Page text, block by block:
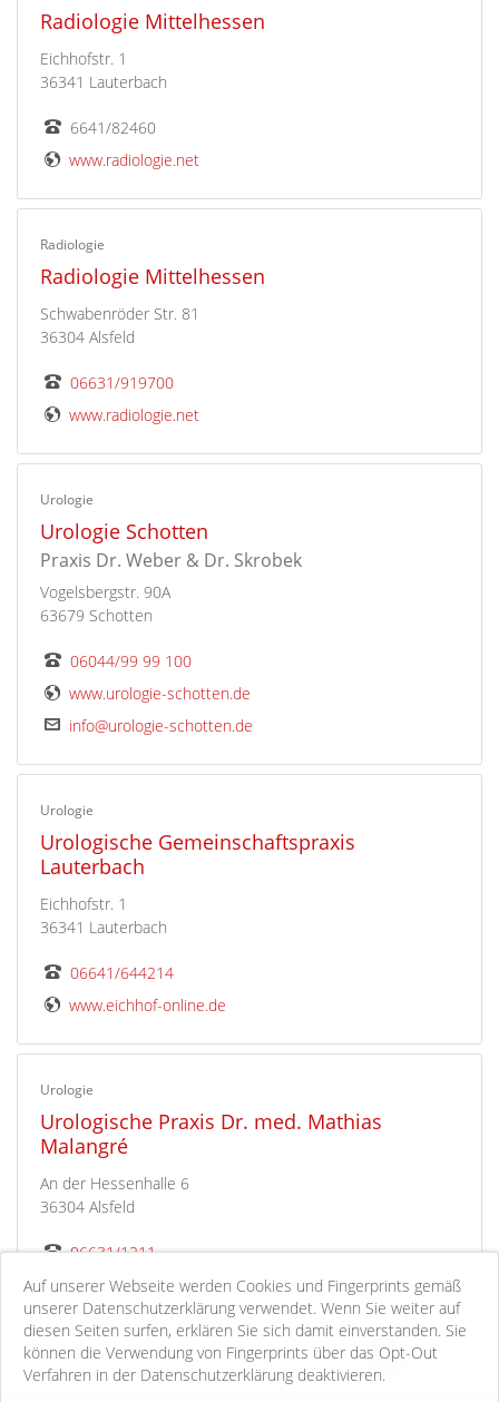
Auf unserer Webseite werden Cookies und Fingerprints gemäß
unserer Datenschutzerklärung verwendet. Wenn Sie weiter auf
diesen Seiten surfen, erklären Sie sich damit einverstanden. Sie
können die Verwendung von Fingerprints über das Opt-Out
Verfahren in der Datenschutzerklärung deaktivieren.
Radiologie Mittelhessen
Eichhofstr. 1
36341 Lauterbach
6641/82460
www.radiologie.net
Radiologie
Radiologie Mittelhessen
Schwabenröder Str. 81
36304 Alsfeld
06631/919700
www.radiologie.net
Urologie
Urologie Schotten
Praxis Dr. Weber & Dr. Skrobek
Vogelsbergstr. 90A
63679 Schotten
06044/99 99 100
www.urologie-schotten.de
info@urologie-schotten.de
Urologie
Urologische Gemeinschaftspraxis
Lauterbach
Eichhofstr. 1
36341 Lauterbach
06641/644214
www.eichhof-online.de
Urologie
Urologische Praxis Dr. med. Mathias
Malangré
An der Hessenhalle 6
36304 Alsfeld
06631/1211
www.dr-malangre.de
37-44 von 44 «« « 1 2 3 4 5 »